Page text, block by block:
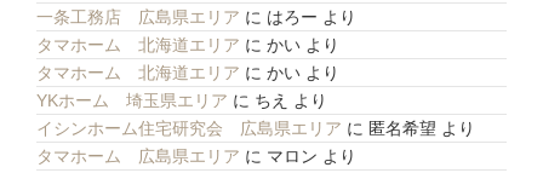
一条工務店 広島県エリア に はろー より
タマホーム 北海道エリア に かい より
タマホーム 北海道エリア に かい より
YKホーム 埼玉県エリア に ちえ
より
イシンホーム住宅研究会 広島県エリア に 匿名希望 より
タマホーム 広島県エリア に マロン より